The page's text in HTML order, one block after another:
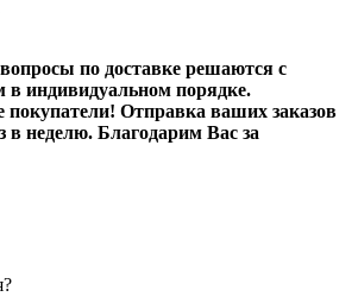
по доставке решаются с
индивидуальном порядке.
Отправка ваших заказов
в неделю. Благодарим Вас за